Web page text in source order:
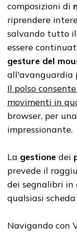
composizioni di
riprendere
salvando tutto
essere
gesture del
all'avanguardia
Il polso
movimenti in
browser, per
impressionante.
La gestione dei
prevede il
dei segnalibri in
qualsiasi
Navigando con